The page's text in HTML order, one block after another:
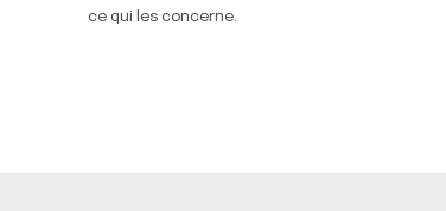
ce qui les concerne.